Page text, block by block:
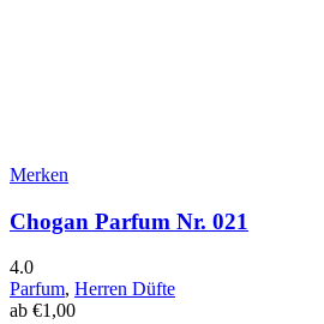
Merken
Chogan Parfum Nr. 021
4.0
Parfum, Herren Düfte
ab €1,00